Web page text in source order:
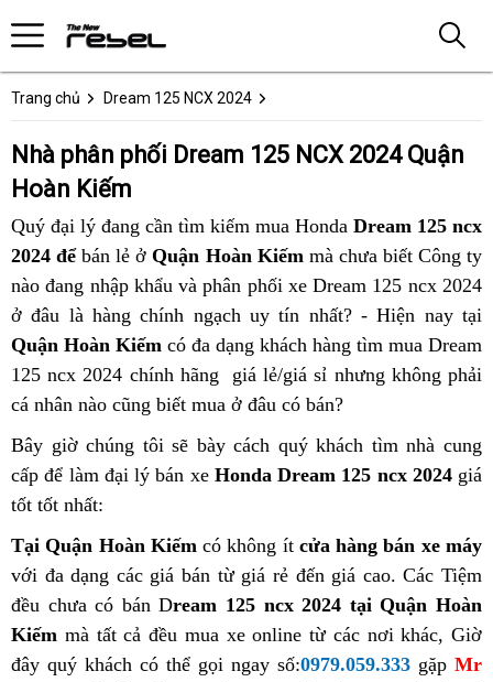
Trang chủ Dream 125 NCX 2024
Nhà phân phối Dream 125 NCX 2024 Quận
Hoàn Kiếm
Quý đại lý đang cần tìm kiếm mua Honda Dream 125 ncx
2024 đểbán lẻ ở Quận Hoàn Kiếmmà chưa biết Công ty
nào đang nhập khẩu và phân phối xe Dream 125 ncx 2024
ở đâu là hàng chính ngạch uy tín nhất? - Hiện nay tại
Quận Hoàn Kiếm có đa dạng khách hàng tìm mua Dream
125 ncx 2024 chính hãng giá lẻ/giá sỉ nhưng không phải
cá nhân nào cũng biết mua ở đâu có bán?
Bây giờ chúng tôi sẽ bày cách quý khách tìm nhà cung
cấp để làm đại lý bán xe Honda Dream 125 ncx 2024giá
tốt tốt nhất:
Tại Quận Hoàn Kiếmcó không ít cửa hàng bán xe máy
với đa dạng các giá bán từ giá rẻ đến giá cao. Các Tiệm
đều chưa có bán Dream 125 ncx 2024 tại Quận Hoàn
Kiếm mà tất cả đều mua xe online từ các nơi khác, Giờ
đây quý khách có thể gọi ngay số:0979.059.333 gặp Mr